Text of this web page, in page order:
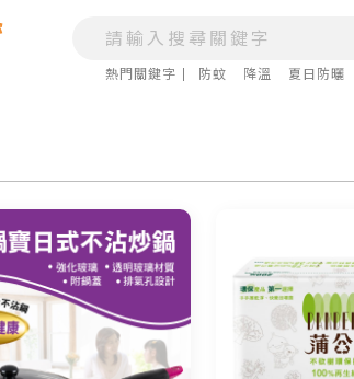
熱門關鍵字 防蚊 降溫 夏日防曬